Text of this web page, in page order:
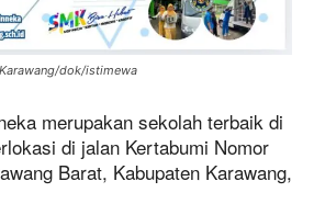
dok/istimewa
merupakan sekolah terbaik di
di jalan Kertabumi Nomor
Barat, Kabupaten Karawang,